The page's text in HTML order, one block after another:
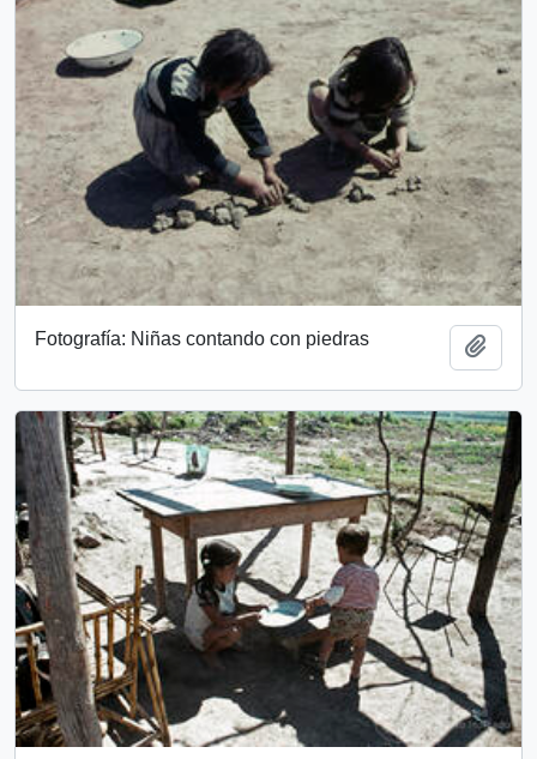
Fotografía: Niñas contando con piedras